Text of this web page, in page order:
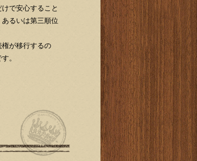
で安心すること
るいは第三順位
が移行するの
。